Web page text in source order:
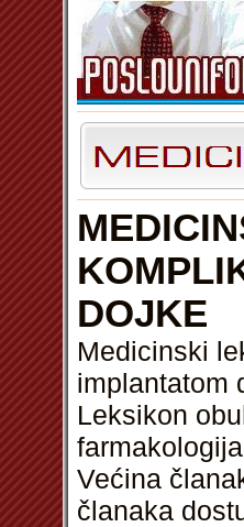
DOJKE
Medicinski
implantatom
Leksikon
Većina
članaka